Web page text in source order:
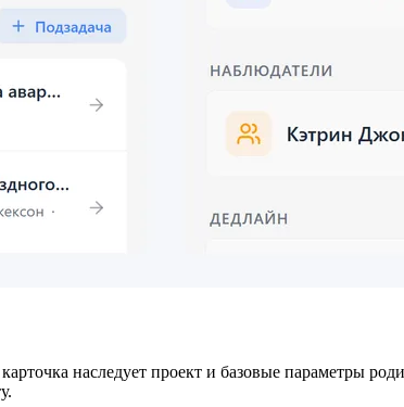
наследует проект и базовые параметры